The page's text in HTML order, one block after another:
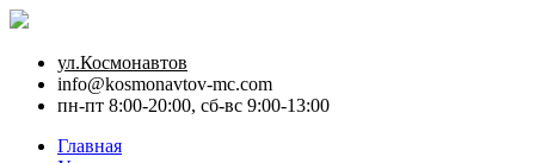
ул.Космонавтов
info@kosmonavtov-mc.com
пн-пт 8:00-20:00, сб-вс 9:00-13:00
Главная